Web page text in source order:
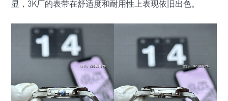
显，3K厂的表带在舒适度和耐用性上表现依旧出色。